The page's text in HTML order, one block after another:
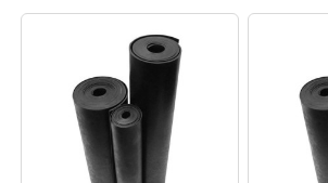
Maskinteknik |..